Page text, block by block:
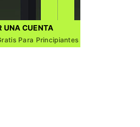
UNA CUENTA
Para Principiantes